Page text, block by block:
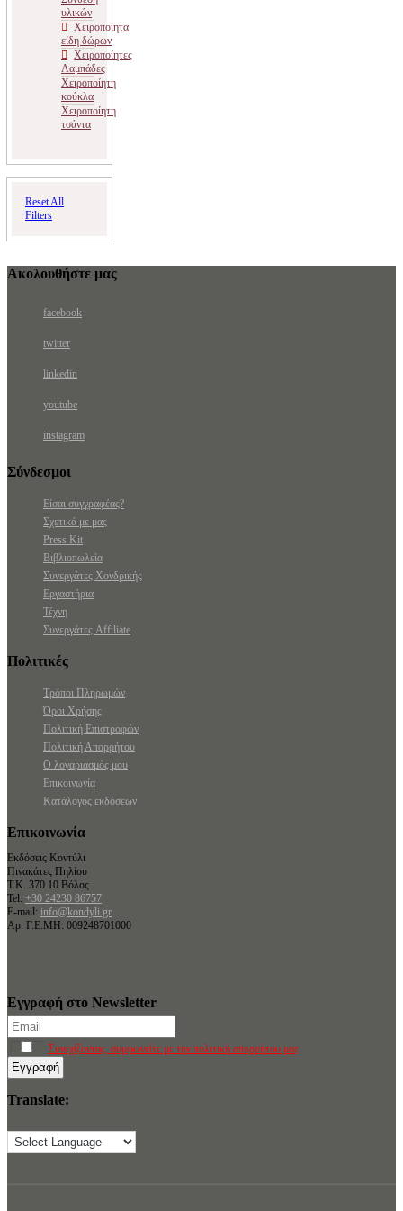
υλικών
Χειροποίητα
είδη δώρων
Χειροποίητες
Λαμπάδες
Χειροποίητη
κούκλα
Χειροποίητη
τσάντα
Reset All
Filters
Ακολουθήστε μας
facebook
twitter
linkedin
youtube
instagram
Σύνδεσμοι
Είσαι συγγραφέας?
Σχετικά με μας
Press Kit
Βιβλιοπωλεία
Συνεργάτες Χονδρικής
Εργαστήρια
Τέχνη
Συνεργάτες Affiliate
Πολιτικές
Τρόποι Πληρωμών
Όροι Χρήσης
Πολιτική Επιστροφών
Πολιτική Απορρήτου
Ο λογαριασμός μου
Επικοινωνία
Κατάλογος εκδόσεων
Επικοινωνία
Εκδόσεις Κοντύλι
Πινακάτες Πηλίου
Τ.Κ. 370 10 Βόλος
Tel: +30 24230 86757
E-mail: info@kondyli.gr
Αρ. Γ.Ε.ΜΗ: 009248701000
Εγγραφή στο Newsletter
Συνεχίζοντας, συμφωνείτε με την πολιτική απορρήτου μας
Translate: